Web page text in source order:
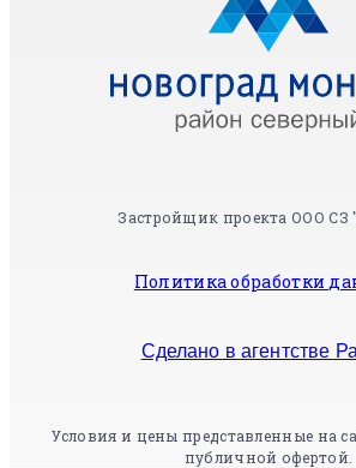
Застройщик проекта ООО СЗ
Политика обработки
Сделано в агентстве
Условия и цены представленные на
публичной офертой.